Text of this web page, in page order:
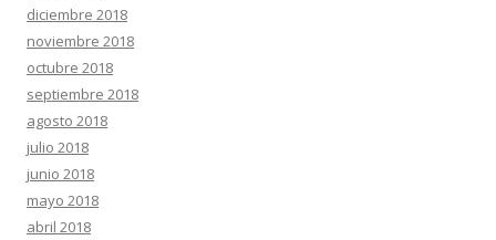
diciembre 2018
noviembre 2018
octubre 2018
septiembre 2018
agosto 2018
julio 2018
junio 2018
mayo 2018
abril 2018